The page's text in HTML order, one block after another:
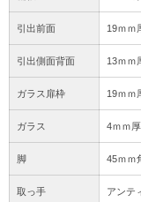
引出前面 19ｍｍ
引出側面背面 13ｍｍ
ガラス扉枠 19ｍｍ
ガラス 4ｍｍ
脚 45ｍｍ
取っ手 アンテ